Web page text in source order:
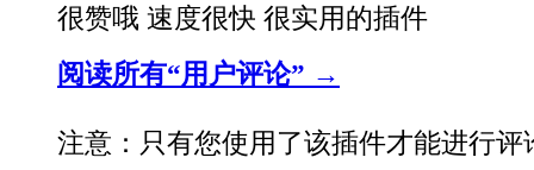
很赞哦 速度很快 很实用的插件
阅读所有“用户评论” →
注意：只有您使用了该插件才能进行评